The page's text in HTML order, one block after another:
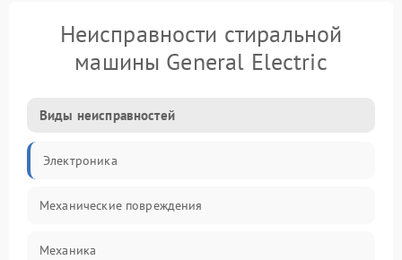
Неисправности стиральной
машины General Electric
Виды неисправностей
Электроника
Механические повреждения
Механика